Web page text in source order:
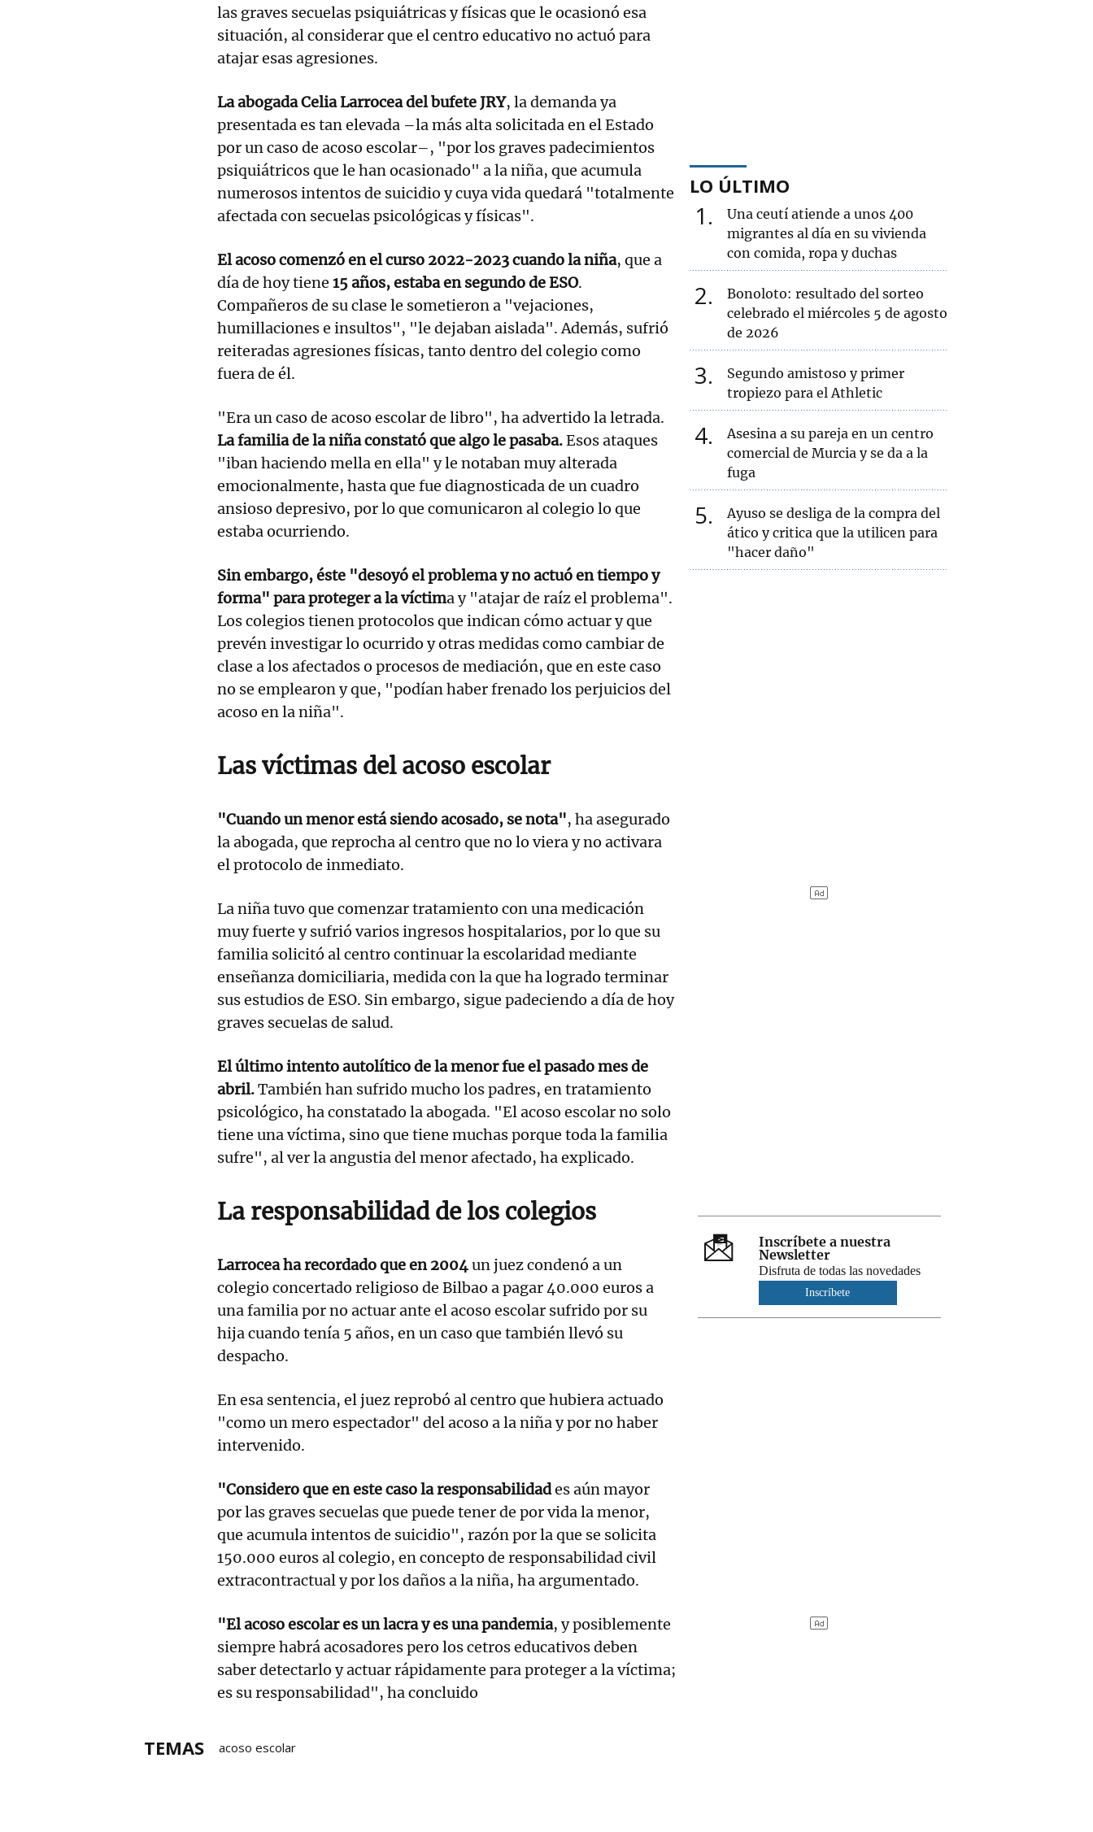
las graves secuelas psiquiátricas y físicas que le ocasionó esa
situación, al considerar que el centro educativo no actuó para
atajar esas agresiones.
La abogada Celia Larrocea del bufete JRY, la demanda ya
presentada es tan elevada –la más alta solicitada en el Estado
por un caso de acoso escolar–, "por los graves padecimientos
psiquiátricos que le han ocasionado" a la niña, que acumula
numerosos intentos de suicidio y cuya vida quedará "totalmente
afectada con secuelas psicológicas y físicas".
El acoso comenzó en el curso 2022-2023 cuando la niña, que a
día de hoy tiene 15 años, estaba en segundo de ESO.
Compañeros de su clase le sometieron a "vejaciones,
humillaciones e insultos", "le dejaban aislada". Además, sufrió
reiteradas agresiones físicas, tanto dentro del colegio como
fuera de él.
"Era un caso de acoso escolar de libro", ha advertido la letrada.
La familia de la niña constató que algo le pasaba.Esos ataques
"iban haciendo mella en ella" y le notaban muy alterada
emocionalmente, hasta que fue diagnosticada de un cuadro
ansioso depresivo, por lo que comunicaron al colegio lo que
estaba ocurriendo.
Sin embargo, éste "desoyó el problema y no actuó en tiempo y
forma" para proteger a la víctima y "atajar de raíz el problema".
Los colegios tienen protocolos que indican cómo actuar y que
prevén investigar lo ocurrido y otras medidas como cambiar de
clase a los afectados o procesos de mediación, que en este caso
no se emplearon y que, "podían haber frenado los perjuicios del
acoso en la niña".
Las víctimas del acoso escolar
"Cuando un menor está siendo acosado, se nota", ha asegurado
la abogada, que reprocha al centro que no lo viera y no activara
el protocolo de inmediato.
La niña tuvo que comenzar tratamiento con una medicación
muy fuerte y sufrió varios ingresos hospitalarios, por lo que su
familia solicitó al centro continuar la escolaridad mediante
enseñanza domiciliaria, medida con la que ha logrado terminar
sus estudios de ESO. Sin embargo, sigue padeciendo a día de hoy
graves secuelas de salud.
El último intento autolítico de la menor fue el pasado mes de
abril.También han sufrido mucho los padres, en tratamiento
psicológico, ha constatado la abogada. "El acoso escolar no solo
tiene una víctima, sino que tiene muchas porque toda la familia
sufre", al ver la angustia del menor afectado, ha explicado.
La responsabilidad de los colegios
Larrocea ha recordado que en 2004un juez condenó a un
colegio concertado religioso de Bilbao a pagar 40.000 euros a
una familia por no actuar ante el acoso escolar sufrido por su
hija cuando tenía 5 años, en un caso que también llevó su
despacho.
En esa sentencia, el juez reprobó al centro que hubiera actuado
"como un mero espectador" del acoso a la niña y por no haber
intervenido.
"Considero que en este caso la responsabilidades aún mayor
por las graves secuelas que puede tener de por vida la menor,
que acumula intentos de suicidio", razón por la que se solicita
150.000 euros al colegio, en concepto de responsabilidad civil
extracontractual y por los daños a la niña, ha argumentado.
"El acoso escolar es un lacra y es una pandemia, y posiblemente
siempre habrá acosadores pero los cetros educativos deben
saber detectarlo y actuar rápidamente para proteger a la víctima;
es su responsabilidad", ha concluido
TEMAS acoso escolar
LO ÚLTIMO
1
Una ceutí atiende a unos 400
migrantes al día en su vivienda
con comida, ropa y duchas
2
Bonoloto: resultado del sorteo
celebrado el miércoles 5 de agosto
de 2026
3
Segundo amistoso y primer
tropiezo para el Athletic
4
Asesina a su pareja en un centro
comercial de Murcia y se da a la
fuga
5
Ayuso se desliga de la compra del
ático y critica que la utilicen para
"hacer daño"
Inscríbete a nuestra
Newsletter
Disfruta de todas las novedades
Inscríbete